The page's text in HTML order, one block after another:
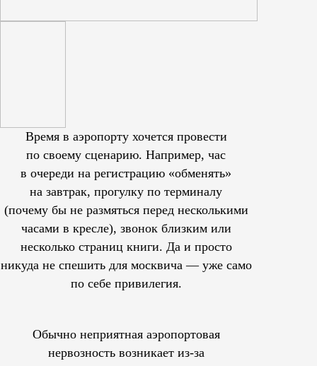
Время в аэропорту хочется провести
по своему сценарию. Например, час
в очереди на регистрацию «обменять»
на завтрак, прогулку по терминалу
(почему бы не размяться перед несколькими
часами в кресле), звонок близким или
несколько страниц книги. Да и просто
никуда не спешить для москвича — уже само
по себе привилегия.
Обычно неприятная аэропортовая
нервозность возникает из-за